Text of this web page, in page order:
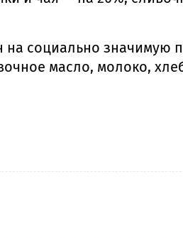
на социально значимую
масло, молоко,